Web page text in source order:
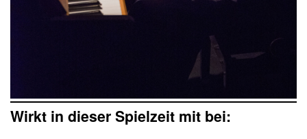
Wirkt in dieser Spielzeit mit bei: